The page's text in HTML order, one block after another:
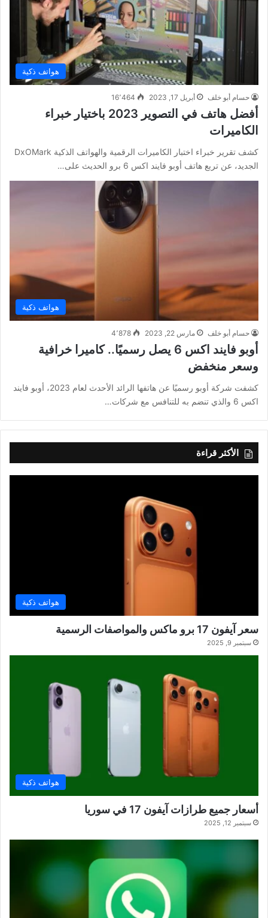
هواتف ذكية
حسام أبو خلف أبريل 17, 2023 16٬464
أفضل هاتف في التصوير 2023 باختيار خبراء
الكاميرات
كشف تقرير خبراء اختبار الكاميرات الرقمية والهواتف الذكية DxOMark
الجديد، عن تربع هاتف أوبو فايند اكس 6 برو الحديث على…
هواتف ذكية
حسام أبو خلف مارس 22, 2023 4٬878
أوبو فايند اكس 6 يصل رسميًا.. كاميرا خرافية
وسعر منخفض
كشفت شركة أوبو رسميًا عن هاتفها الرائد الأحدث لعام 2023، أوبو فايند
اكس 6 والذي تنضم به للتنافس مع شركات…
الأكثر قراءة
هواتف ذكية
سعر آيفون 17 برو ماكس والمواصفات الرسمية
سبتمبر 9, 2025
هواتف ذكية
أسعار جميع طرازات آيفون 17 في سوريا
سبتمبر 12, 2025